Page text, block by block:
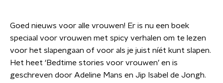
Goed nieuws voor alle vrouwen! Er is nu een boek
speciaal voor vrouwen met spicy verhalen om te lezen
voor het slapengaan of voor als je juist níét kunt slapen.
Het heet ‘Bedtime stories voor vrouwen’ en is
geschreven door Adeline Mans en Jip Isabel de Jongh.